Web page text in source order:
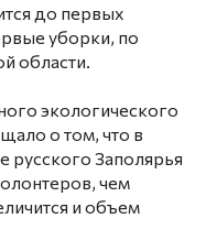
до первых
уборки, по
области.
экологического
о том, что в
русского Заполярья
чем
и объем